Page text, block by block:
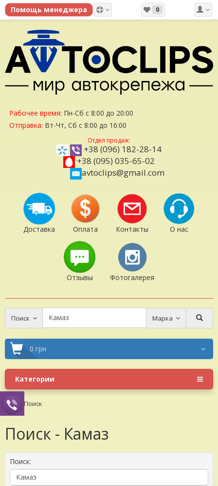
0
Рабочее время: Пн-Сб с 8:00 до 20:00
Отправка: Вт-Чт, Сб с 8:00 до 16:00
Отдел продаж:
+38 (096) 182-28-14
+38 (095) 035-65-02
avtoclips@gmail.com
Доставка Оплата Контакты О нас
Отзывы Фотогалерея
Поиск Марка
0 грн
Категории
Поиск
Поиск - Камаз
Поиск: